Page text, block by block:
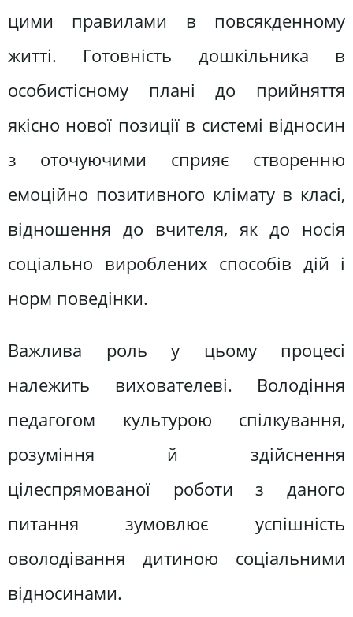
цими правилами в повсякденному
житті. Готовність дошкільника в
особистісному плані до прийняття
якісно нової позиції в системі відносин
з оточуючими сприяє створенню
емоційно позитивного клімату в класі,
відношення до вчителя, як до носія
соціально вироблених способів дій і
норм поведінки.
Важлива роль у цьому процесі
належить вихователеві. Володіння
педагогом культурою спілкування,
розуміння й здійснення
цілеспрямованої роботи з даного
питання зумовлює успішність
оволодівання дитиною соціальними
відносинами.